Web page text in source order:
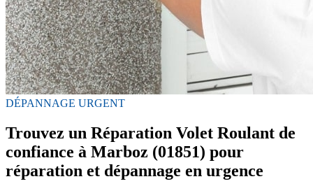
DÉPANNAGE URGENT
Trouvez un Réparation Volet Roulant de
confiance à Marboz (01851) pour
réparation et dépannage en urgence